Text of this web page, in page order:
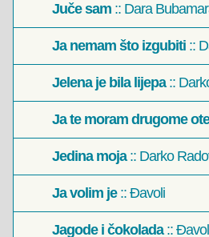
Juče sam :: Dara
Ja nemam što izgubiti ::
Jelena je bila lijepa::
Ja te moram drugome
Jedina moja:: Darko
Ja volim je:: Đavoli
Jagode i čokolada::